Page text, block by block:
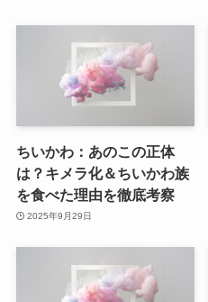
ちいかわ：あのこの正体
は？キメラ化＆ちいかわ族
を食べた理由を徹底考察
2025年9月29日